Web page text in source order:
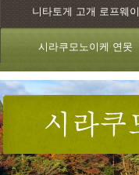
니타토게 고개 로프웨이
시라쿠모노이케 연못